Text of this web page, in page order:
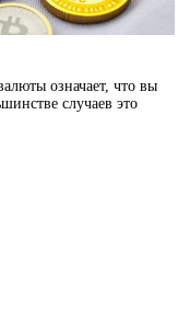
означает, что вы
случаев это